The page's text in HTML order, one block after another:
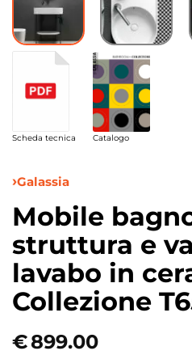
Scheda tecnica Catalogo
Galassia
Mobile
struttura e
lavabo in
Collezione
€899.00